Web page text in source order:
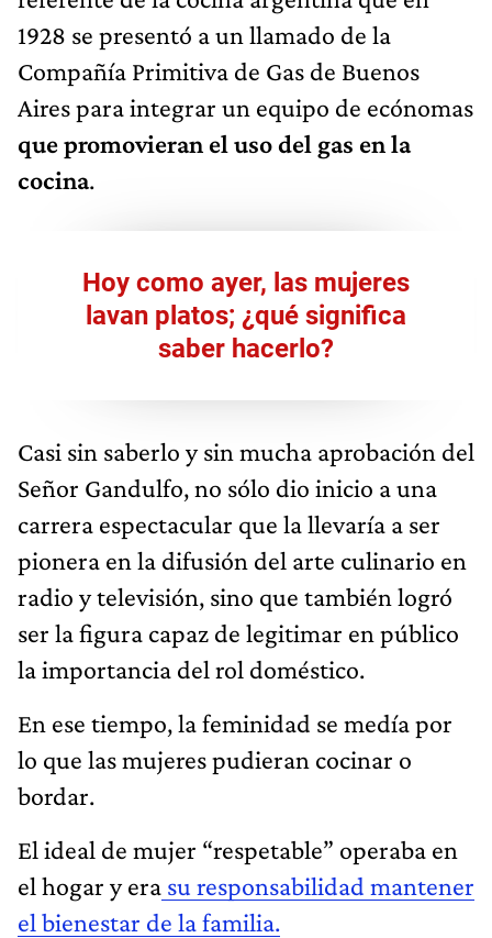
1928 se presentó a un llamado de la
Compañía Primitiva de Gas de Buenos
Aires para integrar un equipo de ecónomas
que promovieran el uso del gas en la
cocina.
Hoy como ayer, las mujeres
lavan platos; ¿qué significa
saber hacerlo?
Casi sin saberlo y sin mucha aprobación del
Señor Gandulfo, no sólo dio inicio a una
carrera espectacular que la llevaría a ser
pionera en la difusión del arte culinario en
radio y televisión, sino que también logró
ser la figura capaz de legitimar en público
la importancia del rol doméstico.
En ese tiempo, la feminidad se medía por
lo que las mujeres pudieran cocinar o
bordar.
El ideal de mujer “respetable” operaba en
el hogar y era su responsabilidad mantener
el bienestar de la familia.